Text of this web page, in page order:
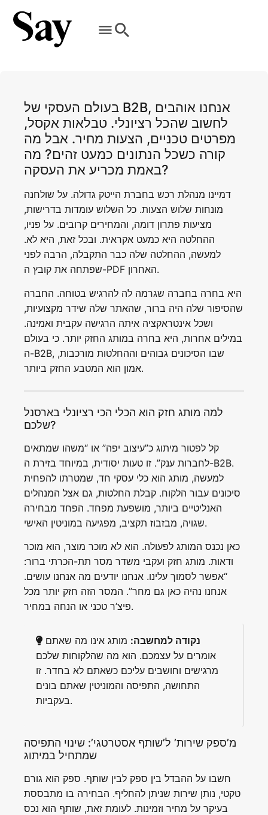
בעולם העסקי של B2B, אנחנו אוהבים
לחשוב שהכל רציונלי. טבלאות אקסל,
מפרטים טכניים, הצעות מחיר. אבל מה
קורה כשכל הנתונים כמעט זהים? מה
באמת מכריע את העסקה?
דמיינו מנהלת רכש בחברת הייטק גדולה. על שולחנה
מונחות שלוש הצעות. כל השלוש עומדות בדרישות,
מציעות פתרון דומה, והמחירים קרובים. על פניו,
ההחלטה היא כמעט אקראית. ובכל זאת, היא לא.
למעשה, ההחלטה שלה כבר התקבלה, הרבה לפני
שפתחה את קובץ ה-PDF האחרון.
היא בחרה בחברה שגרמה לה להרגיש בטוחה. החברה
שהסיפור שלה היה ברור, שהאתר שלה שידר מקצועיות,
ושכל אינטראקציה איתה הרגישה עקבית ואמינה.
במילים אחרות, היא בחרה במותג החזק יותר. כי בעולם
ה-B2B, שבו הסיכונים גבוהים וההחלטות מורכבות,
אמון הוא המטבע החזק ביותר.
למה מותג חזק הוא הכלי הכי רציונלי בארסנל
שלכם?
קל לפטור מיתוג כ”עיצוב יפה” או “משהו שמתאים
לחברות ענק”. זו טעות יסודית, במיוחד בזירת ה-B2B.
למעשה, מותג הוא כלי עסקי חד, שמטרתו להפחית
סיכונים עבור הלקוח. קבלת החלטות, גם אצל המנהלים
האנליטיים ביותר, מושפעת מפחד. הפחד מבחירה
שגויה, מבזבוז תקציב, מפגיעה במוניטין האישי.
כאן נכנס המותג לפעולה. הוא לא מוכר מוצר, הוא מוכר
ודאות. מותג חזק ועקבי משדר מסר תת-הכרתי ברור:
“אפשר לסמוך עלינו. אנחנו יודעים מה אנחנו עושים.
אנחנו נהיה כאן גם מחר”. המסר הזה חזק יותר מכל
פיצ’ר טכני או הנחה במחיר.
נקודה למחשבה: מותג אינו מה שאתם
אומרים על עצמכם. הוא מה שהלקוחות שלכם
מרגישים וחושבים עליכם כשאתם לא בחדר. זו
התחושה, התפיסה והמוניטין שאתם בונים
בעקביות.
מ’ספק שירות’ ל’שותף אסטרטגי’: שינוי התפיסה
שמתחיל במיתוג
חשבו על ההבדל בין ספק לבין שותף. ספק הוא גורם
טקטי, נותן שירות שניתן להחליף. הבחירה בו מתבססת
בעיקר על מחיר וזמינות. לעומת זאת, שותף הוא נכס